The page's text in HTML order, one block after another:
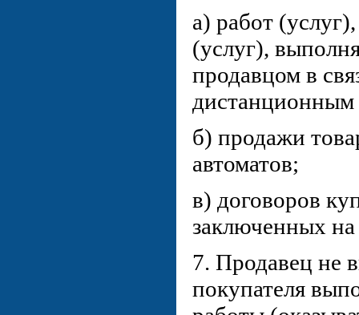
а) работ
(услуг),
продавцом в
б) продажи
автоматов;
в) договоров
заключенных на
7. Продавец не
покупателя